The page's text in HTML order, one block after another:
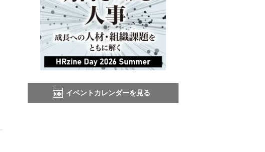
イベントカレンダーを見る